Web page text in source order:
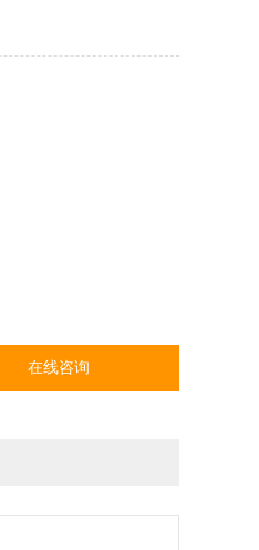
在线咨询